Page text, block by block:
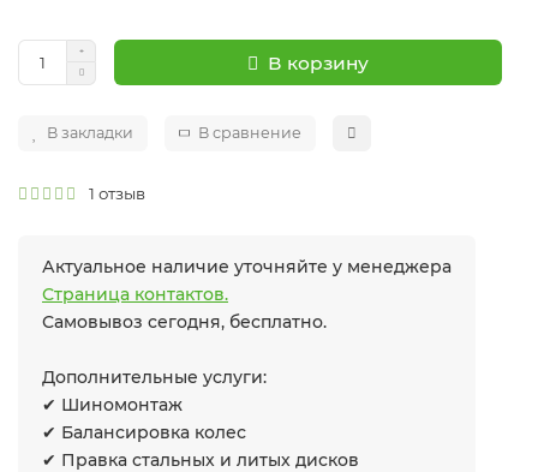
В корзину
В закладки В сравнение
1 отзыв
Актуальное наличие уточняйте у менеджера
Страница контактов.
Самовывоз сегодня, бесплатно.
Дополнительные услуги:
✔ Шиномонтаж
✔ Балансировка колес
✔ Правка стальных и литых дисков